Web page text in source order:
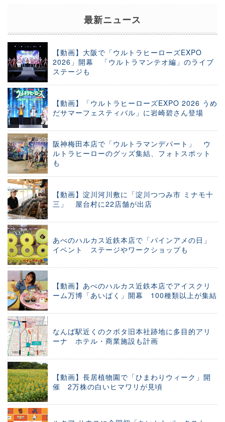
最新ニュース
【動画】大阪で「ウルトラヒーローズEXPO
2026」開幕 「ウルトラマンテオ編」のライブ
ステージも
【動画】「ウルトラヒーローズEXPO 2026 うめ
だサマーフェスティバル」に岩崎碧さん登場
阪神梅田本店で「ウルトラマンデパート」 ウ
ルトラヒーローのグッズ集結、フォトスポット
も
【動画】淀川河川敷に「淀川つつみ市 ミナモ十
三」 屋台村に22店舗が出店
あべのハルカス近鉄本店で「パインアメの日」
イベント ステージやワークショップも
【動画】あべのハルカス近鉄本店でアイスクリ
ーム万博「あいぱく」開幕 100種類以上が集結
なんば駅近くのクボタ旧本社跡地に多目的アリ
ーナ ホテル・商業施設も計画
【動画】長居植物園で「ひまわりウィーク」開
催 2万株の白いヒマワリが見頃